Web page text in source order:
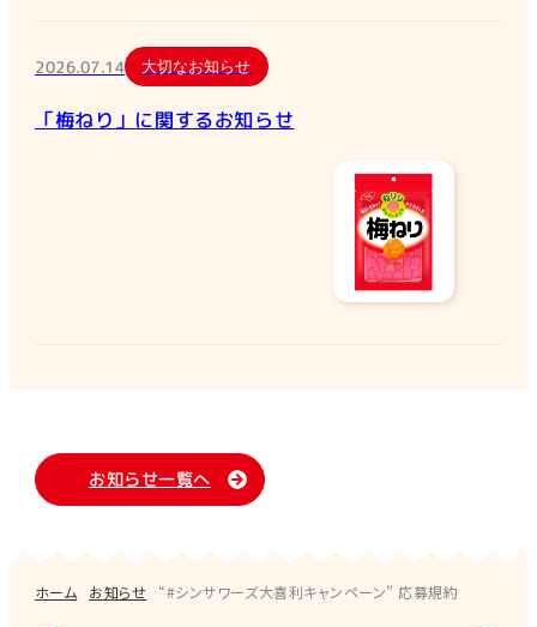
2026.07.14 大切なお知らせ
「梅ねり」に関するお知らせ
お知らせ一覧へ
ホーム お知らせ “#シンサワーズ大喜利キャンペーン” 応募規約